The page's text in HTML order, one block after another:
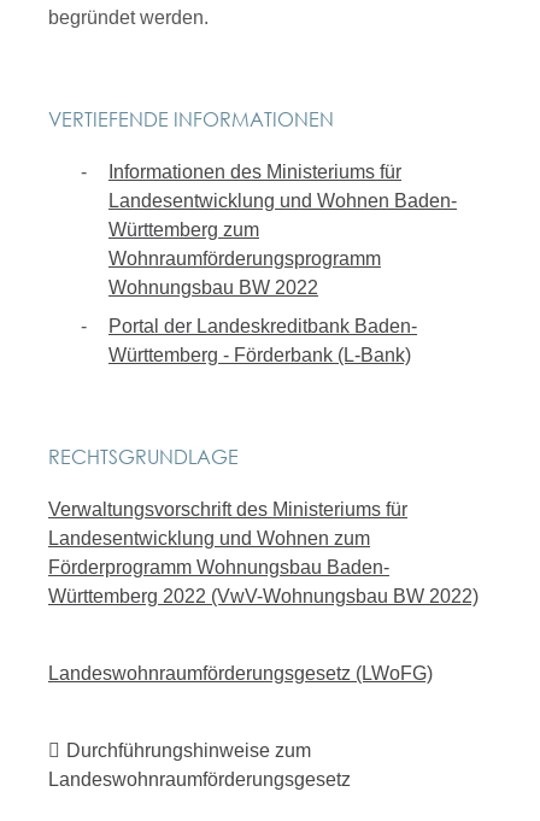
begründet werden.
VERTIEFENDE INFORMATIONEN
Informationen des Ministeriums für
Landesentwicklung und Wohnen Baden-
Württemberg zum
Wohnraumförderungsprogramm
Wohnungsbau BW 2022
Portal der Landeskreditbank Baden-
Württemberg - Förderbank (L-Bank)
RECHTSGRUNDLAGE
Verwaltungsvorschrift des Ministeriums für
Landesentwicklung und Wohnen zum
Förderprogramm Wohnungsbau Baden-
Württemberg 2022 (VwV-Wohnungsbau BW 2022)
Landeswohnraumförderungsgesetz (LWoFG)
Durchführungshinweise zum
Landeswohnraumförderungsgesetz